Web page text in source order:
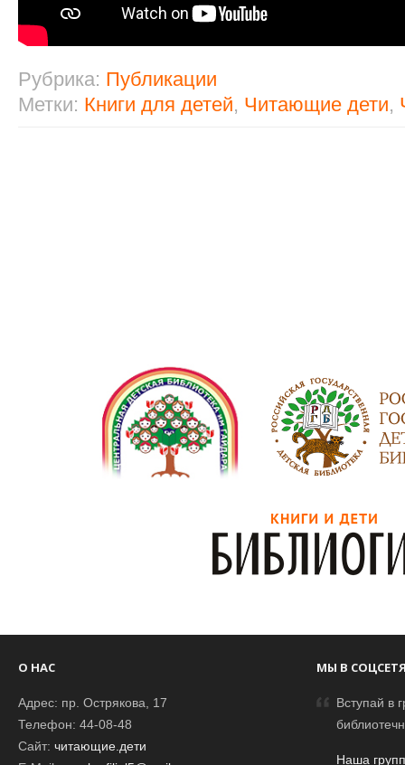
Рубрика: Публикации
Метки: Книги для детей, Читающие дети,
О НАС
Адрес: пр. Острякова, 17
Телефон: 44-08-48
Сайт: читающие.дети
МЫ В
Вступай в
Наша